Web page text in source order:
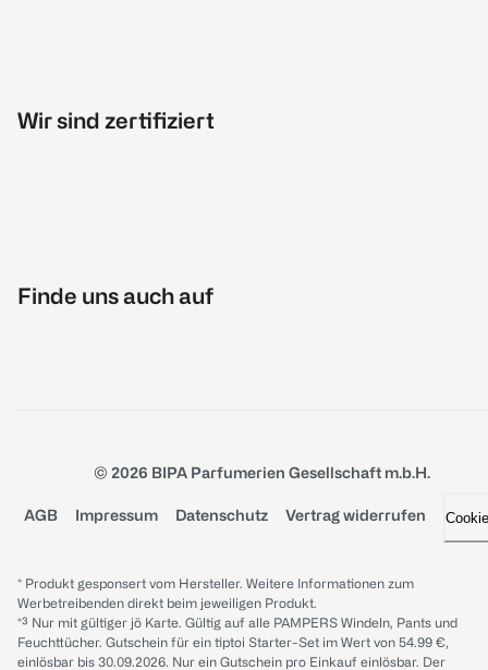
Wir sind zertifiziert
Finde uns auch auf
© 2026 BIPA Parfumerien Gesellschaft m.b.H.
AGB Impressum Datenschutz Vertrag widerrufen
* Produkt gesponsert vom Hersteller. Weitere Informationen zum
Werbetreibenden direkt beim jeweiligen Produkt.
*³ Nur mit gültiger jö Karte. Gültig auf alle PAMPERS Windeln, Pants und
Feuchttücher. Gutschein für ein tiptoi Starter-Set im Wert von 54.99 €,
einlösbar bis 30.09.2026. Nur ein Gutschein pro Einkauf einlösbar. Der